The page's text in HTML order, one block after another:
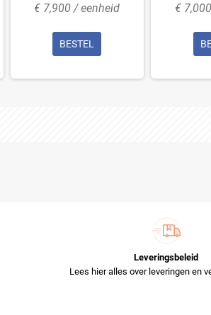
€ 7,900 / eenheid
BESTEL
€
Leveringsbeleid
Lees hier alles over leveringen en